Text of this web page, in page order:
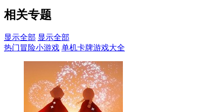
相关专题
显示全部 显示全部
热门冒险小游戏 单机卡牌游戏大全